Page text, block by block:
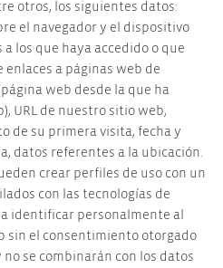
otros, los siguientes datos:
el navegador y el dispositivo
los que haya accedido o que
enlaces a páginas web de
web desde la que ha
URL de nuestro sitio web,
de su primera visita, fecha y
datos referentes a la ubicación.
crear perfiles de uso con un
con las tecnologías de
identificar personalmente al
sin el consentimiento otorgado
se combinarán con los datos